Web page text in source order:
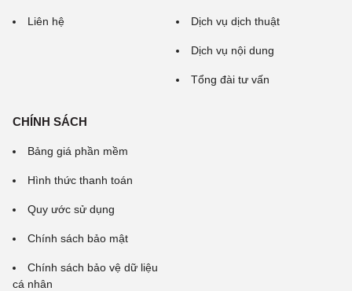
Liên hệ Dịch vụ dịch thuật
Dịch vụ nội dung
Tổng đài tư vấn
CHÍNH SÁCH
Bảng giá phần mềm
Hình thức thanh toán
Quy ước sử dụng
Chính sách bảo mật
Chính sách bảo vệ dữ liệu
cá nhân